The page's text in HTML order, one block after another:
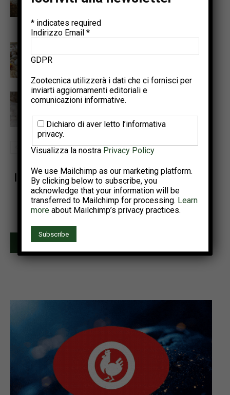
uova più lunghi e più sani
Additivi alternativi per aiutare i
da caldo
Iscriviti alla newsletter di Zootecnica
Ricevi una selezione dei contenuti più rilevanti del settore
avicolo.
Due invii al mese • Iscrizione gratuita
* indicates required
Indirizzo Email *
GDPR
Zootecnica utilizzerà i dati che ci fornisci per
inviarti aggiornamenti editoriali e
comunicazioni informative.
Dichiaro di aver letto l’informativa
privacy.
Visualizza la nostra Privacy Policy
We use Mailchimp as our marketing platform.
By clicking below to subscribe, you
acknowledge that your information will be
transferred to Mailchimp for processing. Learn
more about Mailchimp’s privacy practices.